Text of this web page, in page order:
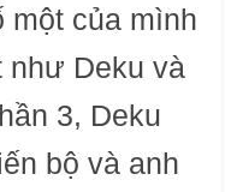
một của mình
như Deku và
3, Deku
bộ và anh